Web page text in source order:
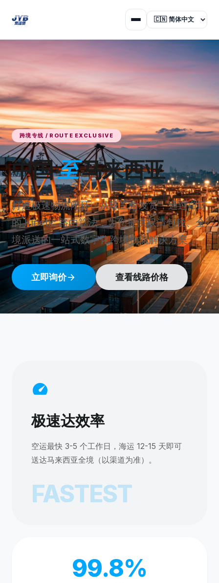
跨境专线 / ROUTE EXCLUSIVE
中国至马来西亚
打造极速物流闭环。从珠三角发货，通过自研
的 Kinetic 路由算法，为您提供双清包税、全
境派送的一站式数字化跨境物流解决方案。
立即询价arrow_forward 查看线路价格
speed
极速达效率
空运最快 3-5 个工作日，海运 12-15 天即可
送达马来西亚全境（以渠道为准）。
FASTEST
99.8%